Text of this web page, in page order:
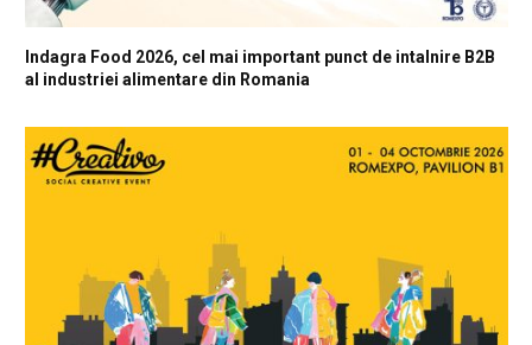
Indagra Food 2026, cel mai important punct de intalnire B2B
al industriei alimentare din Romania